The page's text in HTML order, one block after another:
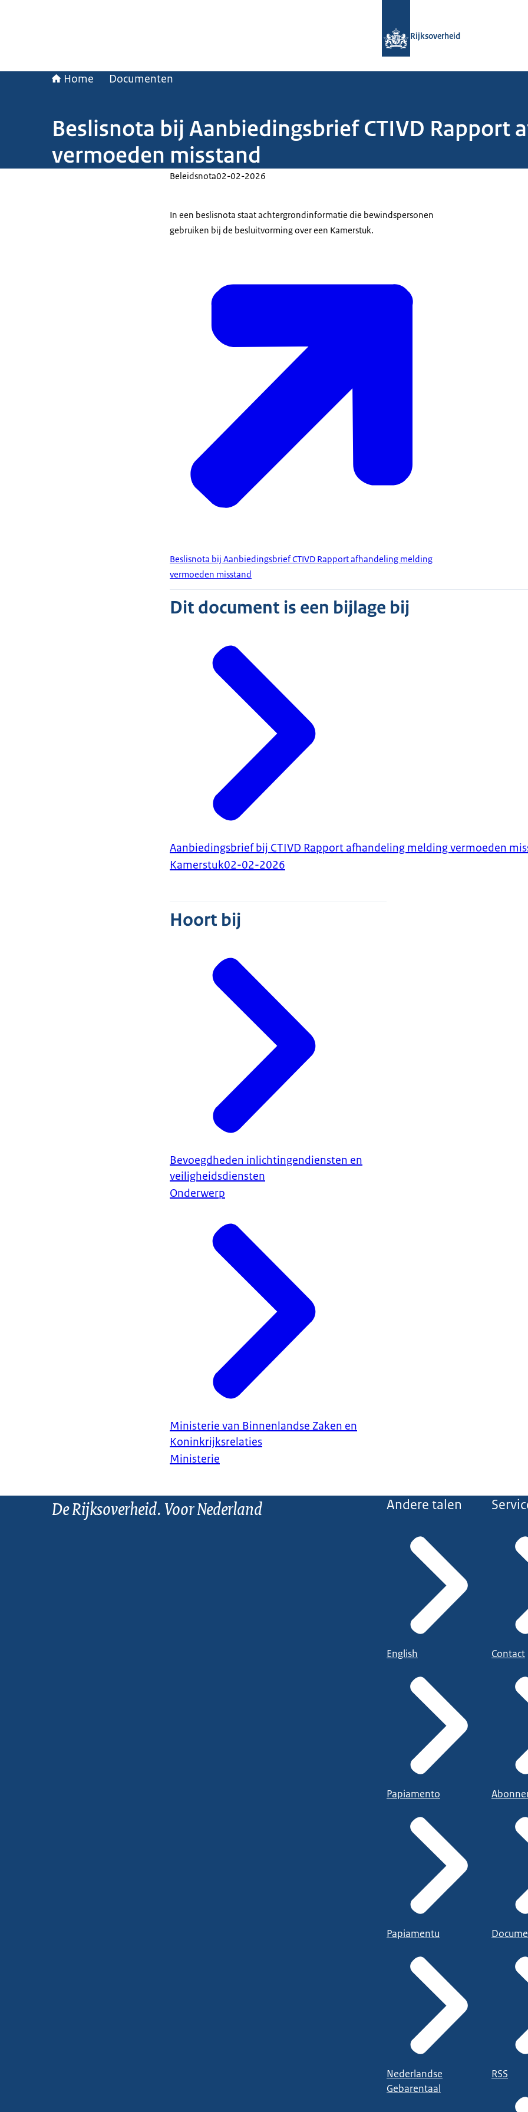
Rijksoverheid
Home Documenten
Beslisnota bij Aanbiedingsbrief CTIVD Rapport
vermoeden misstand
Beleidsnota02-02-2026
In een beslisnota staat achtergrondinformatie die bewindspersonen
gebruiken bij de besluitvorming over een Kamerstuk.
Beslisnota bij Aanbiedingsbrief CTIVD Rapport afhandeling melding
vermoeden misstand
Dit document is een bijlage bij
Aanbiedingsbrief bij CTIVD Rapport afhandeling melding vermoeden
Kamerstuk02-02-2026
Hoort bij
Bevoegdheden inlichtingendiensten en
veiligheidsdiensten
Onderwerp
Ministerie van Binnenlandse Zaken en
Koninkrijksrelaties
Ministerie
De Rijksoverheid. Voor Nederland Andere talen
English
Papiamento
Papiamentu
Nederlandse
Gebarentaal
Contact
RSS